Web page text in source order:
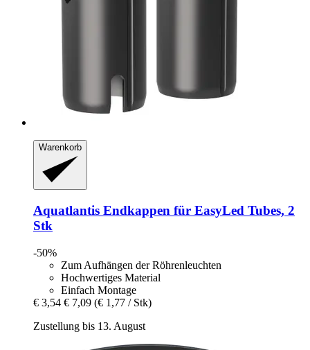
Warenkorb
Aquatlantis Endkappen für EasyLed Tubes, 2
Stk
-50%
Zum Aufhängen der Röhrenleuchten
Hochwertiges Material
Einfach Montage
€ 3,54 € 7,09 (€ 1,77 / Stk)
Zustellung bis 13. August